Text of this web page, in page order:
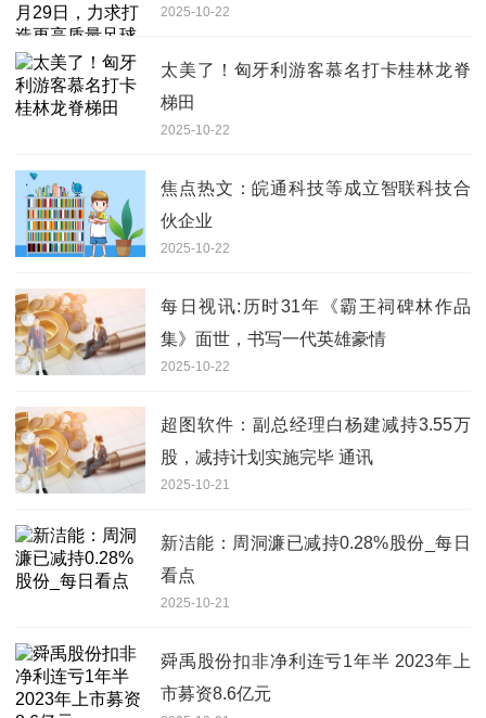
盛会 快看
2025-10-22
太美了！匈牙利游客慕名打卡桂林龙脊
梯田
2025-10-22
焦点热文：皖通科技等成立智联科技合
伙企业
2025-10-22
每日视讯:历时31年《霸王祠碑林作品
集》面世，书写一代英雄豪情
2025-10-22
超图软件：副总经理白杨建减持3.55万
股，减持计划实施完毕 通讯
2025-10-21
新洁能：周洞濂已减持0.28%股份_每日
看点
2025-10-21
舜禹股份扣非净利连亏1年半 2023年上
市募资8.6亿元